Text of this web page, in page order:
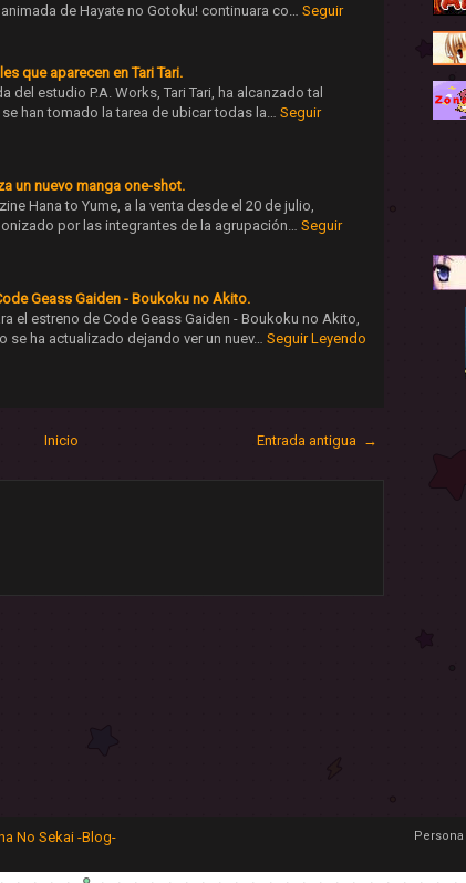
de Hayate no Gotoku! continuara co… Seguir
que aparecen en Tari Tari.
del estudio P.A. Works, Tari Tari, ha alcanzado tal
han tomado la tarea de ubicar todas la… Seguir
un nuevo manga one-shot.
Hana to Yume, a la venta desde el 20 de julio,
por las integrantes de la agrupación… Seguir
Geass Gaiden - Boukoku no Akito.
el estreno de Code Geass Gaiden - Boukoku no Akito,
se ha actualizado dejando ver un nuev… Seguir Leyendo
Entrada antigua →
Inicio
No Sekai -Blog-